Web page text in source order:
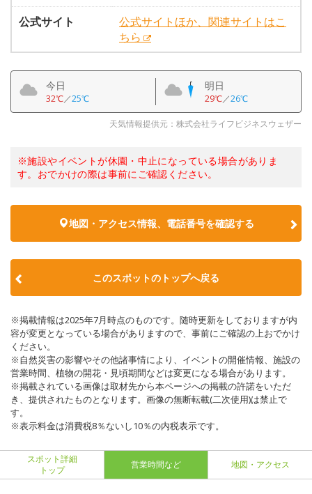
公式サイト
公式サイトほか、関連サイトはこ
ちら
今日
32℃／25℃
明日
29℃／26℃
天気情報提供元：株式会社ライフビジネスウェザー
※施設やイベントが休園・中止になっている場合がありま
す。おでかけの際は事前にご確認ください。
地図・アクセス情報、電話番号を確認する
このスポットのトップへ戻る
※掲載情報は2025年7月時点のものです。随時更新をしておりますが内
容が変更となっている場合がありますので、事前にご確認の上おでかけ
ください。
※自然災害の影響やその他諸事情により、イベントの開催情報、施設の
営業時間、植物の開花・見頃期間などは変更になる場合があります。
※掲載されている画像は取材先から本ページへの掲載の許諾をいただ
き、提供されたものとなります。画像の無断転載(二次使用)は禁止で
す。
※表示料金は消費税8％ないし10％の内税表示です。
スポット詳細
トップ
営業時間など 地図・アクセス